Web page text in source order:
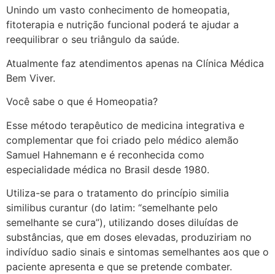
Unindo um vasto conhecimento de homeopatia,
fitoterapia e nutrição funcional poderá te ajudar a
reequilibrar o seu triângulo da saúde.
Atualmente faz atendimentos apenas na Clínica Médica
Bem Viver.
Você sabe o que é Homeopatia?
Esse método terapêutico de medicina integrativa e
complementar que foi criado pelo médico alemão
Samuel Hahnemann e é reconhecida como
especialidade médica no Brasil desde 1980.
Utiliza-se para o tratamento do princípio similia
similibus curantur (do latim: “semelhante pelo
semelhante se cura”), utilizando doses diluídas de
substâncias, que em doses elevadas, produziriam no
indivíduo sadio sinais e sintomas semelhantes aos que o
paciente apresenta e que se pretende combater.